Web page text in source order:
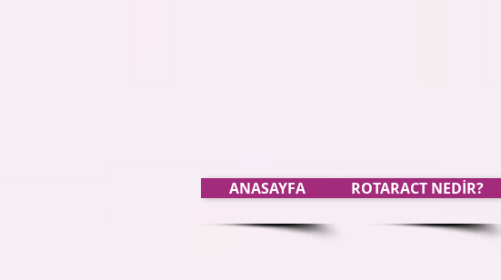
ANASAYFA ROTARACT NEDİR?